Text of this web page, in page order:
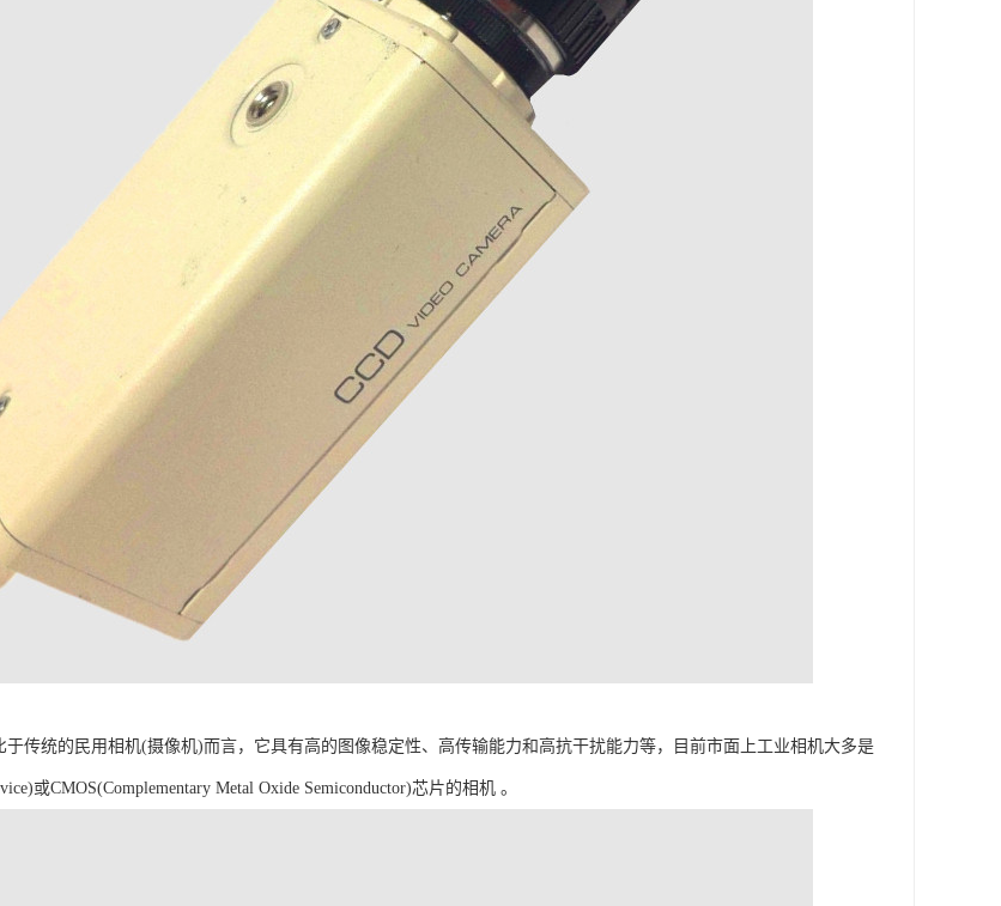
于传统的民用相机(摄像机)而言，它具有高的图像稳定性、高传输能力和高抗干扰能力等，目前市面上工业相机大多是
或CMOS(Complementary Metal Oxide Semiconductor)芯片的相机 。